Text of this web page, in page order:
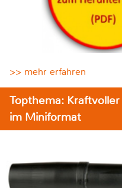
>> mehr erfahren
Topthema:
im Miniformat